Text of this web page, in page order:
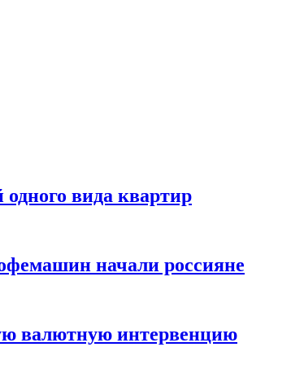
одного вида квартир
начали россияне
валютную интервенцию